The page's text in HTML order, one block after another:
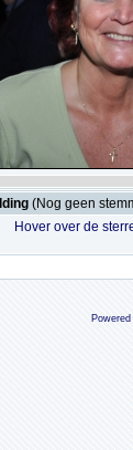
(Nog geen
Hover over de